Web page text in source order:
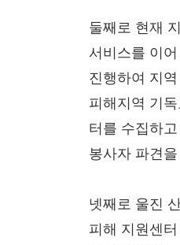
둘째로 현재
서비스를 이
진행하여 지
피해지역 기
터를 수집하
봉사자 파견
넷째로 울진
피해 지원센